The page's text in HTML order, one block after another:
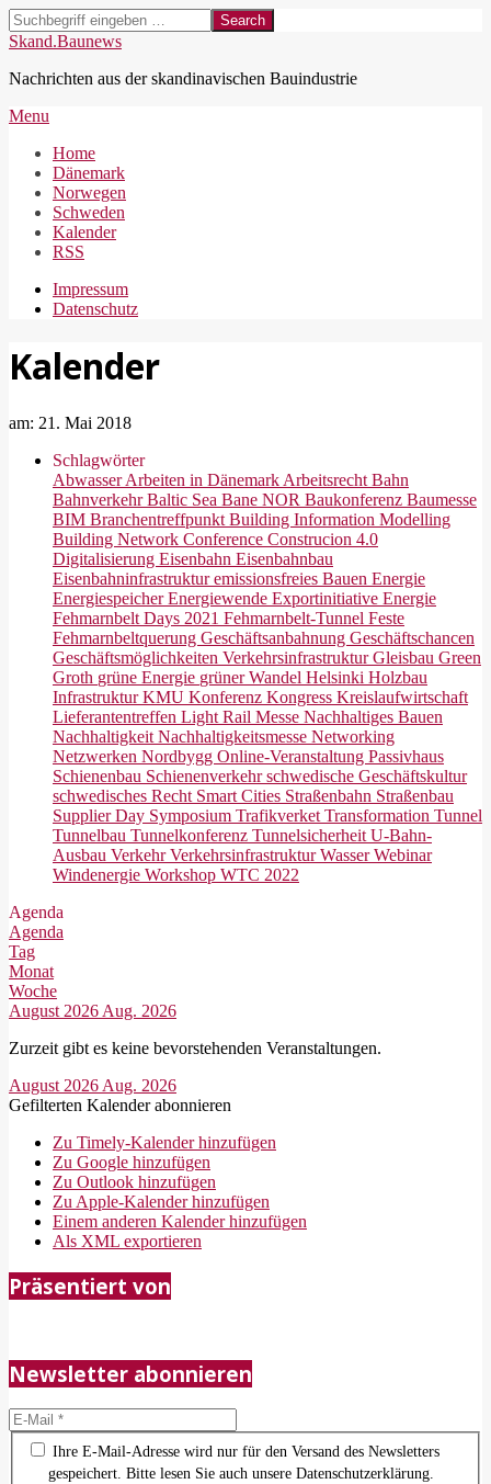
Skip
to
Search
Skand.Baunews
Nachrichten aus der skandinavischen Bauindustrie
Secondary
Menu
Menu
Home
Dänemark
Norwegen
Schweden
Kalender
RSS
Impressum
Datenschutz
Kalender
am: 21. Mai 2018
Schlagwörter
AbwasserArbeiten in Dänemark Arbeitsrecht Bahn
BahnverkehrBaltic Sea Bane NOR Baukonferenz Baumesse
BIM Branchentreffpunkt Building Information Modelling
Building Network Conference Construcion 4.0
Digitalisierung Eisenbahn Eisenbahnbau
Eisenbahninfrastrukturemissionsfreies Bauen Energie
EnergiespeicherEnergiewende Exportinitiative Energie
Fehmarnbelt Days 2021 Fehmarnbelt-Tunnel Feste
Fehmarnbeltquerung Geschäftsanbahnung Geschäftschancen
Geschäftsmöglichkeiten VerkehrsinfrastrukturGleisbau Green
Groth grüne Energie grüner Wandel Helsinki Holzbau
InfrastrukturKMU Konferenz Kongress Kreislaufwirtschaft
Lieferantentreffen Light Rail Messe Nachhaltiges Bauen
Nachhaltigkeit Nachhaltigkeitsmesse Networking
Netzwerken Nordbygg Online-Veranstaltung Passivhaus
Schienenbau Schienenverkehrschwedische Geschäftskultur
schwedisches Recht Smart Cities Straßenbahn Straßenbau
Supplier Day Symposium Trafikverket Transformation Tunnel
Tunnelbau Tunnelkonferenz Tunnelsicherheit U-Bahn-
Ausbau VerkehrVerkehrsinfrastrukturWasserWebinar
Windenergie Workshop WTC 2022
Agenda
Agenda
Tag
Monat
Woche
August 2026 Aug. 2026
Zurzeit gibt es keine bevorstehenden Veranstaltungen.
August 2026 Aug. 2026
Gefilterten Kalender abonnieren
Zu Timely-Kalender hinzufügen
Zu Google hinzufügen
Zu Outlook hinzufügen
Zu Apple-Kalender hinzufügen
Einem anderen Kalender hinzufügen
Als XML exportieren
2018-
05-
Präsentiert von
Newsletter abonnieren
Ihre E-Mail-Adresse wird nur für den Versand des Newsletters
gespeichert. Bitte lesen Sie auch unsere Datenschutzerklärung.